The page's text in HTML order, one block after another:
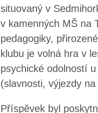
situovaný v
v kamenných MŠ na
pedagogiky,
klubu je volná hra v
psychické odolností
(slavnosti, výjezdy
Příspěvek byl